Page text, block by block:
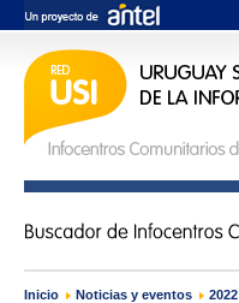
Inicio › Noticias y eventos › 2022